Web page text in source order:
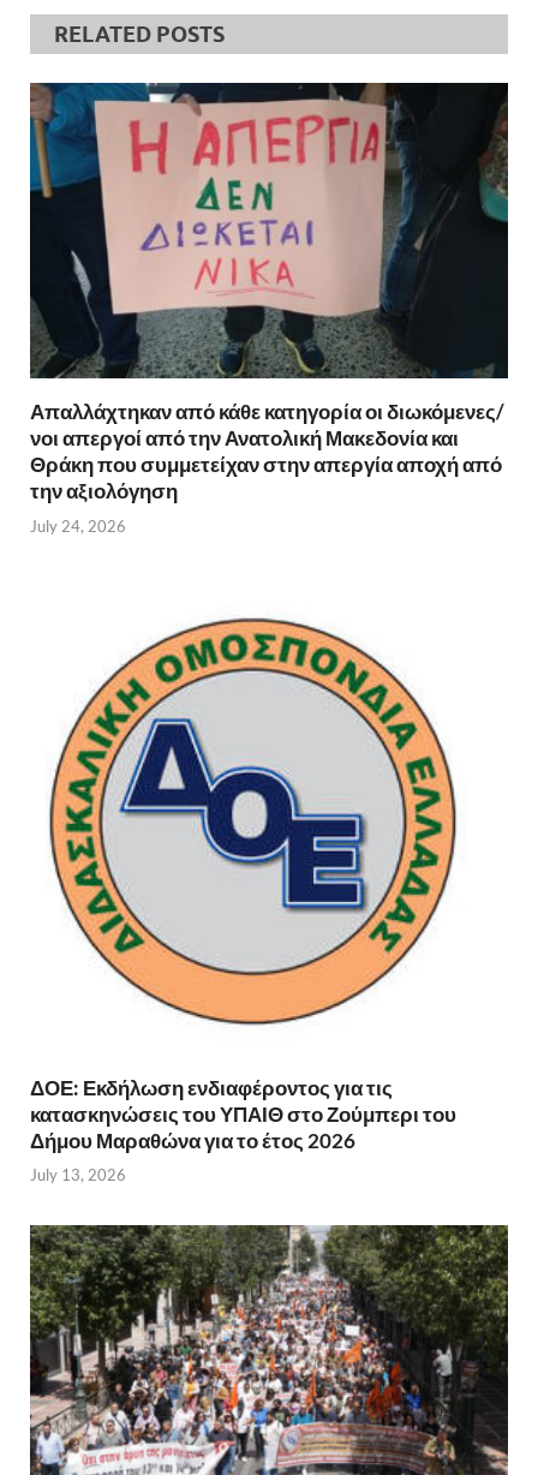
RELATED POSTS
Απαλλάχτηκαν από κάθε κατηγορία οι διωκόμενες/
νοι απεργοί από την Ανατολική Μακεδονία και
Θράκη που συμμετείχαν στην απεργία αποχή από
την αξιολόγηση
July 24, 2026
ΔΟΕ: Εκδήλωση ενδιαφέροντος για τις
κατασκηνώσεις του ΥΠΑΙΘ στο Ζούμπερι του
Δήμου Μαραθώνα για το έτος 2026
July 13, 2026